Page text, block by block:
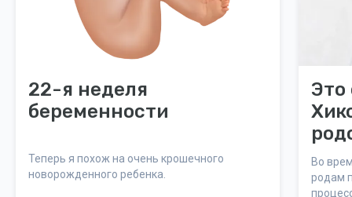
22-я неделя
беременности
Теперь я похож на очень крошечного
новорожденного ребенка.
Это
Во
родам